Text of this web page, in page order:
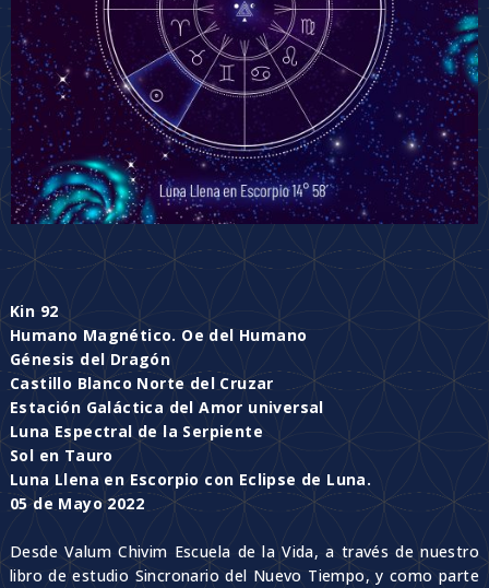
Kin 92
Humano Magnético. Oe del Humano
Génesis del Dragón
Castillo Blanco Norte del Cruzar
Estación Galáctica del Amor universal
Luna Espectral de la Serpiente
Sol en Tauro
Luna Llena en Escorpio con Eclipse de Luna.
05 de Mayo 2022
Desde Valum Chivim Escuela de la Vida, a través de nuestro
libro de estudio Sincronario del Nuevo Tiempo, y como parte